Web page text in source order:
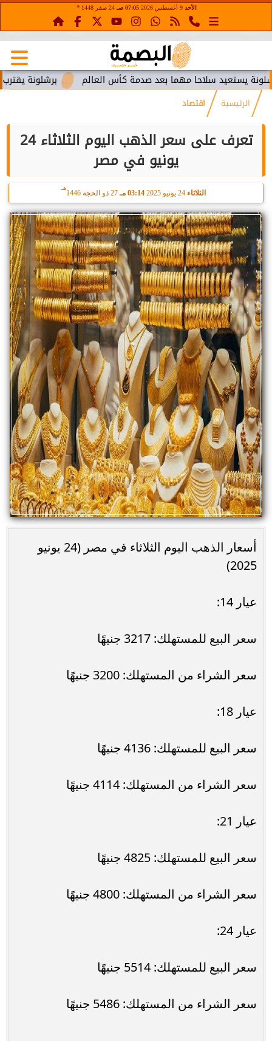
الأحد 9 أغسطس 2026 07:05 صـ 24 صفر 1448 هـ
برشلونة يقترب من سلاحا مهما بعد صدمة كأس العالم
الرئيسية اقتصاد
تعرف على سعر الذهب اليوم الثلاثاء 24
يونيو في مصر
الثلاثاء 03:14 مـ 27 ذو الحجة 1446
هـ
أسعار الذهب اليوم الثلاثاء في مصر (24 يونيو
2025)
عيار 14:
سعر البيع للمستهلك: 3217 جنيهًا
سعر الشراء من المستهلك: 3200 جنيهًا
عيار 18:
سعر البيع للمستهلك: 4136 جنيهًا
سعر الشراء من المستهلك: 4114 جنيهًا
عيار 21:
سعر البيع للمستهلك: 4825 جنيهًا
سعر الشراء من المستهلك: 4800 جنيهًا
عيار 24:
سعر البيع للمستهلك: 5514 جنيهًا
سعر الشراء من المستهلك: 5486 جنيهًا